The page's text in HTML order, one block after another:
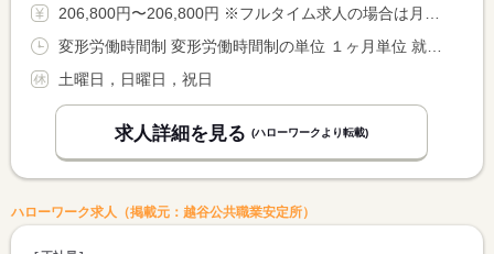
206,800円〜206,800円 ※フルタイム求人の場合は月額（換算額）、パート求人の場合は時間額を表示しています。
土曜日，日曜日，祝日
求人詳細を見る (ハローワークより転載)
ハローワーク求人（掲載元：越谷公共職業安定所）